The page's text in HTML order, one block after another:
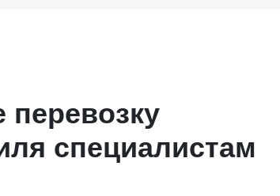
перевозку
специалистам